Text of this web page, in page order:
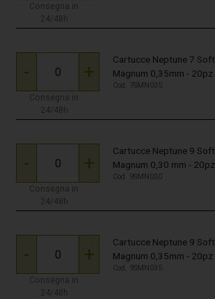
Consegna in
24/48h
- +
Consegna in
24/48h
Cartucce Neptune 7 Soft
Magnum 0,35mm - 20pz
Cod. 7SMN035
- +
Consegna in
24/48h
Cartucce Neptune 9 Soft
Magnum 0,30 mm - 20pz
Cod. 9SMN030
- +
Consegna in
24/48h
Cartucce Neptune 9 Soft
Magnum 0,35mm - 20pz
Cod. 9SMN035